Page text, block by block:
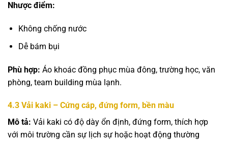
Nhược điểm:
Không chống nước
Dễ bám bụi
Phù hợp: Áo khoác đồng phục mùa đông, trường học, văn
phòng, team building mùa lạnh.
4.3 Vải kaki – Cứng cáp, đứng form, bền màu
Mô tả: Vải kaki có độ dày ổn định, đứng form, thích hợp
với môi trường cần sự lịch sự hoặc hoạt động thường